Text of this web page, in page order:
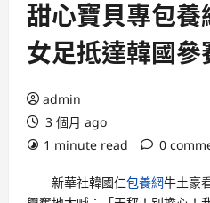
甜心寶貝專包養
女足抵達韓國參
admin
3 個月 ago
1 minute read
0
新華社韓國仁包養網牛土豪